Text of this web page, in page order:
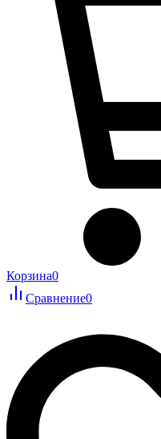
Корзина0
Сравнение0